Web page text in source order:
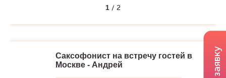
1 / 2
Саксофонист на встречу гостей в
Москве - Андрей